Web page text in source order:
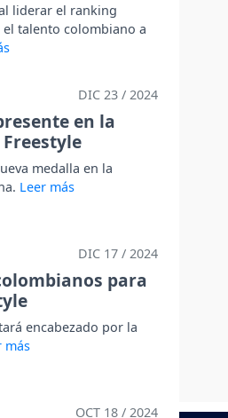
liderar el ranking
el talento colombiano a
DIC 23 / 2024
en la
medalla en la
DIC 17 / 2024
para
encabezado por la
OCT 18 / 2024